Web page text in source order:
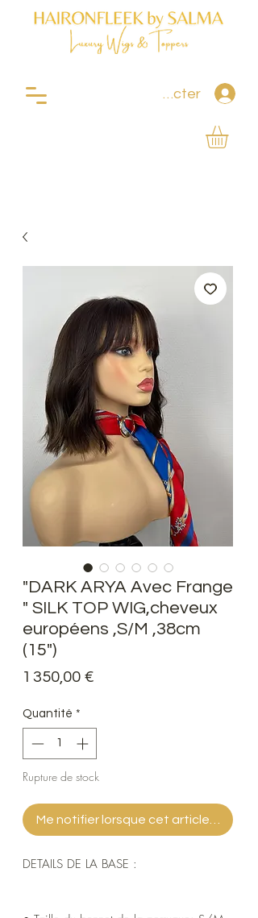
Se connecter
"DARK ARYA Avec Frange
" SILK TOP WIG,cheveux
européens ,S/M ,38cm
(15")
1 350,00 €Prix
Quantité *
Rupture de stock
Me notifier lorsque cet article est
DETAILS DE LA BASE :